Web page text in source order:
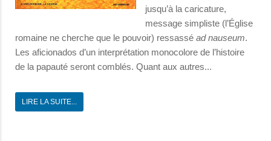
jusqu’à la caricature,
message simpliste (l’Église
romaine ne cherche que le pouvoir) ressassé ad nauseum.
Les aficionados d’un interprétation monocolore de l’histoire
de la papauté seront comblés. Quant aux autres...
LIRE LA SUITE...